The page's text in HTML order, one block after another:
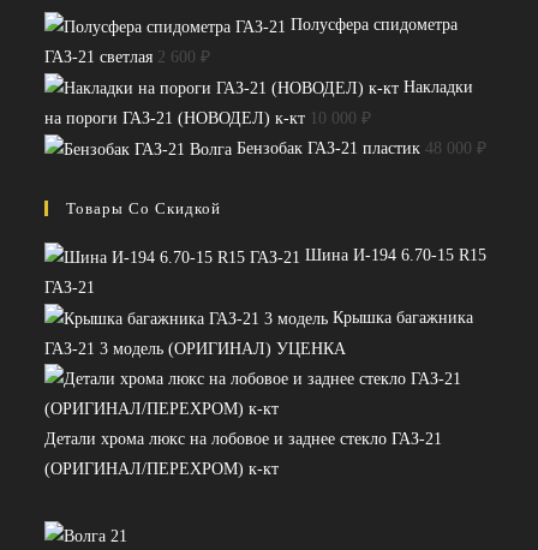
Полусфера спидометра
ГАЗ-21 светлая 2 600₽
Накладки
на пороги ГАЗ-21 (НОВОДЕЛ) к-кт
10 000₽
Бензобак ГАЗ-21 пластик 48 000₽
Товары Со Скидкой
Шина И-194 6.70-15 R15
ГАЗ-21
Крышка багажника
ГАЗ-21 3 модель (ОРИГИНАЛ) УЦЕНКА
Детали хрома люкс на лобовое и заднее стекло ГАЗ-21
(ОРИГИНАЛ/ПЕРЕХРОМ) к-кт